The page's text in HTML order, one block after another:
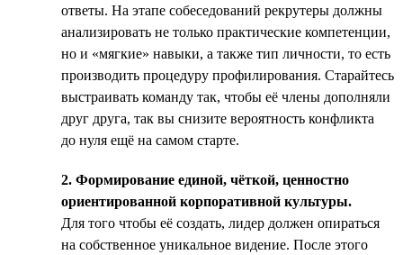
ответы. На этапе собеседований рекрутеры должны
анализировать не только практические компетенции,
но и «мягкие» навыки, а также тип личности, то есть
производить процедуру профилирования. Старайтесь
выстраивать команду так, чтобы её члены дополняли
друг друга, так вы снизите вероятность конфликта
до нуля ещё на самом старте.
2. Формирование единой, чёткой, ценностно
ориентированной корпоративной культуры.
Для того чтобы её создать, лидер должен опираться
на собственное уникальное видение. После этого